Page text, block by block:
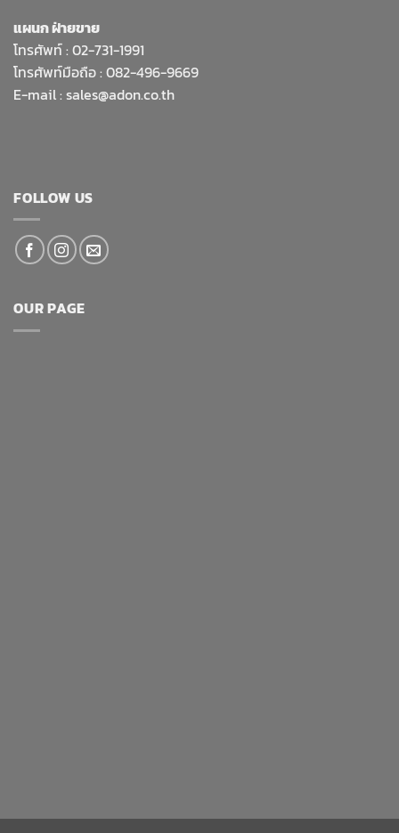
แผนก ฝ่ายขาย
โทรศัพท์ : 02-731-1991
โทรศัพท์มือถือ : 082-496-9669
E-mail : sales@adon.co.th
FOLLOW US
OUR PAGE